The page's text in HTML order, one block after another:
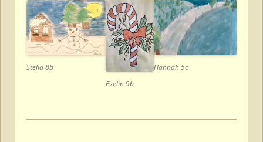
Stella 8b
Evelin 9b
Hannah 5c